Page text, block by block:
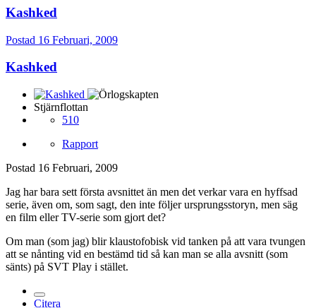
Kashked
Postad 16 Februari, 2009
Kashked
Stjärnflottan
510
Rapport
Postad 16 Februari, 2009
Jag har bara sett första avsnittet än men det verkar vara en hyffsad
serie, även om, som sagt, den inte följer ursprungsstoryn, men säg
en film eller TV-serie som gjort det?
Om man (som jag) blir klaustofobisk vid tanken på att vara tvungen
att se nånting vid en bestämd tid så kan man se alla avsnitt (som
sänts) på SVT Play i stället.
Citera